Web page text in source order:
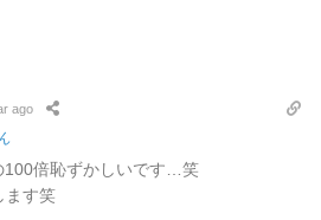
ago
100倍恥ずかしいです…笑
ます笑